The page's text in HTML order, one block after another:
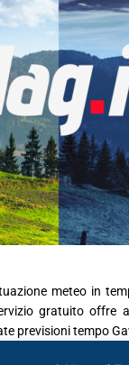
meteo in
gratuito offre
previsioni tempo